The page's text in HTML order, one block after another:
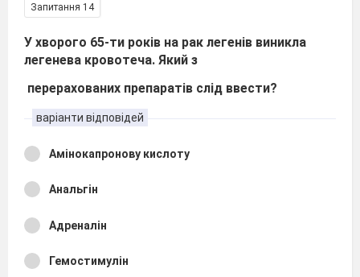
Запитання 14
У хворого 65-ти років на рак легенів виникла
легенева кровотеча. Який з
перерахованих препаратів слід ввести?
варіанти відповідей
Амінокапронову кислоту
Анальгін
Адреналін
Гемостимулін